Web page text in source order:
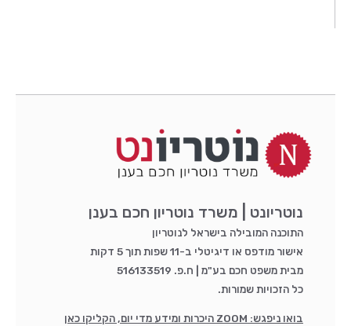
נוטריונט | משרד נוטריון חכם בענן
התוכנה המובילה בישראל לנוטריון
אישור מודפס או דיגיטלי ב-11 שפות תוך 5 דקות
מבית משפט חכם בע"מ | ח.פ. 516133519
כל הזכויות שמורות.
בואו ניפגש: ZOOM היכרות ומידע מדי יום, הקליקו כאן